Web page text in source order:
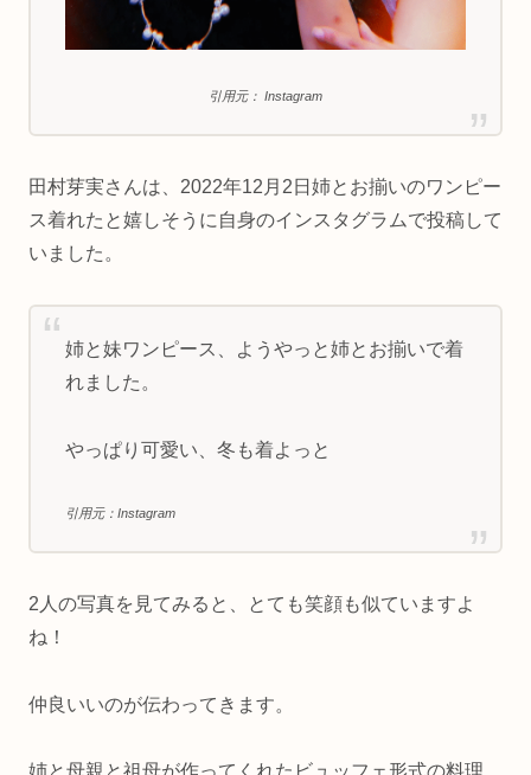
引用元： Instagram
田村芽実さんは、2022年12月2日姉とお揃いのワンピー
ス着れたと嬉しそうに自身のインスタグラムで投稿して
いました。
姉と妹ワンピース、ようやっと姉とお揃いで着
れました。
やっぱり可愛い、冬も着よっと
引用元：Instagram
2人の写真を見てみると、とても笑顔も似ていますよ
ね！
仲良いいのが伝わってきます。